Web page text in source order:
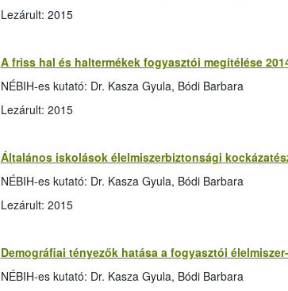
Lezárult: 2015
A friss hal és haltermékek fogyasztói megítélése
NÉBIH-es kutató: Dr. Kasza Gyula, Bódi Barbara
Lezárult: 2015
Általános iskolások élelmiszerbiztonsági
NÉBIH-es kutató: Dr. Kasza Gyula, Bódi Barbara
Lezárult: 2015
Demográfiai tényezők hatása a fogyasztói
NÉBIH-es kutató: Dr. Kasza Gyula, Bódi Barbara